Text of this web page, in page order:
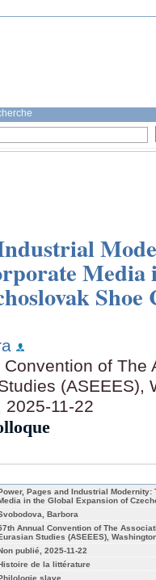
Media
Shoe
Convention of
(ASEEES),
2025-11-22
Pages and Industrial Modernity:
in the Global Expansion of
Barbora
Annual Convention of The
Studies (ASEEES),
publié, 2025-11-22
de la littérature
slave